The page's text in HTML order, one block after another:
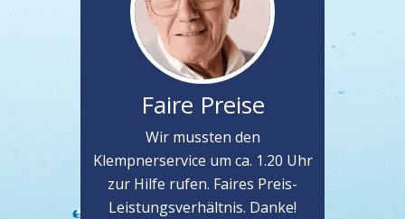
Faire Preise
Wir mussten den
Klempnerservice um ca. 1.20 Uhr
zur Hilfe rufen. Faires Preis-
Leistungsverhältnis. Danke!